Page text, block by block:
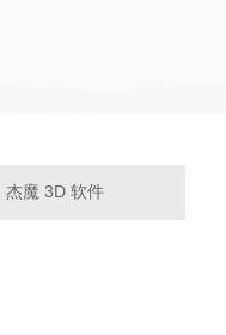
杰魔 3D 软件